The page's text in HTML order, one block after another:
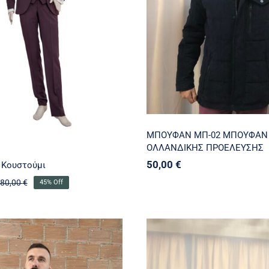
Κουστούμι
Κουστούμι
€Original
380,00 €.
Η
είναι:
210,00 €.
45% Off
ΠΡΟΕΛΕΥΣΗΣ
ΜΠΟΥΦΑΝ MΠ-02 ΜΠΟΥΦΑΝ
ΟΛΛΑΝΔΙΚΗΣ ΠΡΟΕΛΕΥΣΗΣ
50,00 €